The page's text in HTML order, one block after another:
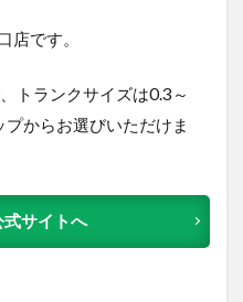
です。
トランクサイズは0.3～
からお選びいただけま
式サイトへ